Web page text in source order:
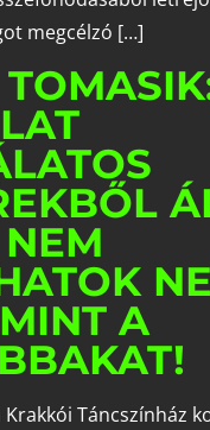
megcélzó […]
A
Krakkói Táncszínház